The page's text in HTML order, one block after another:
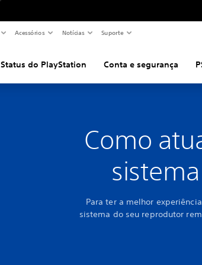
Acessórios Notícias Suporte
Status do PlayStation Conta e segurança
Como
Para ter a melhor
sistema do seu reprodutor